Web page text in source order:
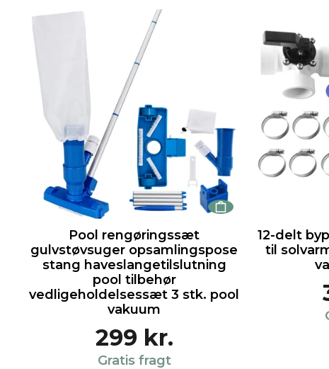
Pool rengøringssæt
gulvstøvsuger opsamlingspose
stang haveslangetilslutning
pool tilbehør
vedligeholdelsessæt 3 stk. pool
vakuum
299 kr.
Gratis fragt
12-delt
til